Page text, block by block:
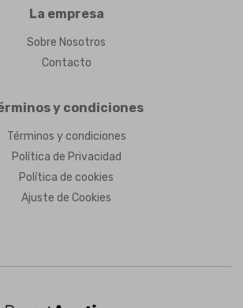
La empresa
Sobre Nosotros
Contacto
y condiciones
Términos y condiciones
Política de Privacidad
Política de cookies
Ajuste de Cookies